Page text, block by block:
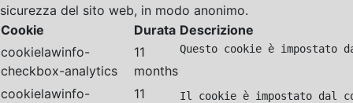
sicurezza del sito web, in modo anonimo.
Cookie
Durata Descrizione
cookielawinfo-
checkbox-analytics
11
months
Questo cookie è
cookielawinfo-
11
Il cookie è impostato dal